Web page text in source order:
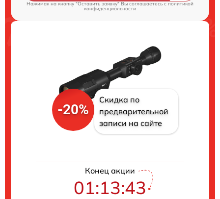
Нажимая на кнопку "Оставить заявку" Вы соглашаетесь cполитикой
конфиденциальности
-20%
Скидка по
предварительной
записи на сайте
Конец акции
01:13:42